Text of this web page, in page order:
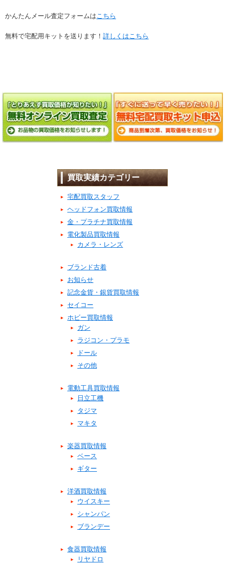
かんたんメール査定フォームは こちら
無料で宅配用キットを送ります！ 詳しくはこちら
買取実績カテゴリー
宅配買取スタッフ
ヘッドフォン買取情報
金・プラチナ買取情報
電化製品買取情報
カメラ・レンズ
ブランド古着
お知らせ
記念金貨・銀貨買取情報
セイコー
ホビー買取情報
ガン
ラジコン・プラモ
ドール
その他
電動工具買取情報
日立工機
タジマ
マキタ
楽器買取情報
ベース
ギター
洋酒買取情報
ウイスキー
シャンパン
ブランデー
食器買取情報
リヤドロ